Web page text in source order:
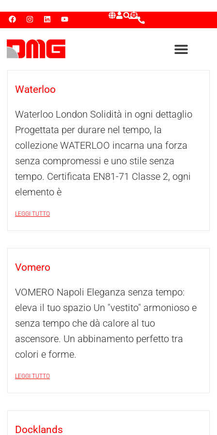
Waterloo
Waterloo London Solidità in ogni dettaglio
Progettata per durare nel tempo, la
collezione WATERLOO incarna una forza
senza compromessi e uno stile senza
tempo. Certificata EN81-71 Classe 2, ogni
elemento è
LEGGI TUTTO
Vomero
VOMERO Napoli Eleganza senza tempo:
eleva il tuo spazio Un "vestito" armonioso e
senza tempo che dà calore al tuo
ascensore. Un abbinamento perfetto tra
colori e forme.
LEGGI TUTTO
Docklands